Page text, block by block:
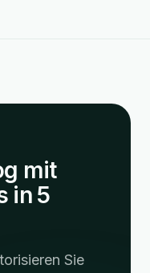
mit
in 5
Sie